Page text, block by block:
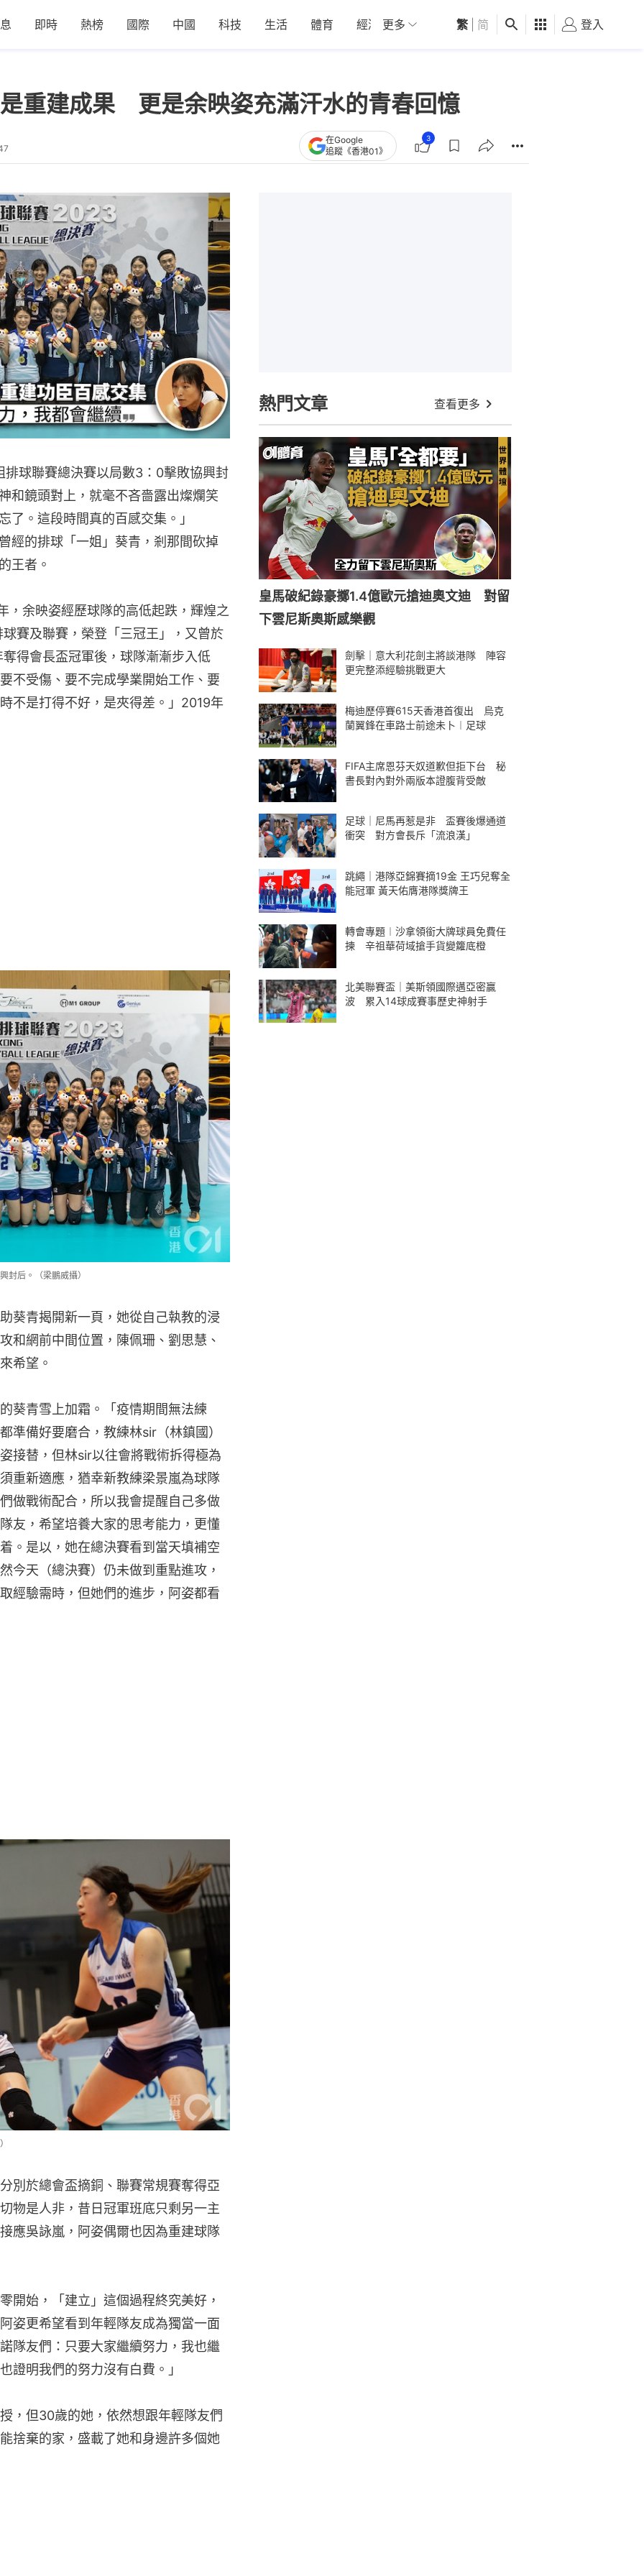
即時 熱榜 國際 中國 科技 生活 體育 經濟 01深圳 觀點 健康 好食玩飛
更多 繁 简 登入
重建成果 更是余映姿充滿汗水的青春回憶
在Google
追蹤《香港01》
3
球聯賽總決賽以局數3：0擊敗協興封
和鏡頭對上，就毫不吝嗇露出燦爛笑
了。這段時間真的百感交集。」
經的排球「一姐」葵青，剎那間砍掉
王者。
，余映姿經歷球隊的高低起跌，輝煌之
賽及聯賽，榮登「三冠王」，又曾於
得會長盃冠軍後，球隊漸漸步入低
不受傷、要不完成學業開始工作、要
不是打得不好，是夾得差。」2019年
封后。（梁鵬威攝）
葵青揭開新一頁，她從自己執教的浸
和網前中間位置，陳佩珊、劉思慧、
希望。
葵青雪上加霜。「疫情期間無法練
準備好要磨合，教練林sir（林鎮國）
接替，但林sir以往會將戰術拆得極為
重新適應，猶幸新教練梁景嵐為球隊
做戰術配合，所以我會提醒自己多做
友，希望培養大家的思考能力，更懂
。是以，她在總決賽看到當天填補空
今天（總決賽）仍未做到重點進攻，
經驗需時，但她們的進步，阿姿都看
別於總會盃摘銅、聯賽常規賽奪得亞
物是人非，昔日冠軍班底只剩另一主
應吳詠嵐，阿姿偶爾也因為重建球隊
開始，「建立」這個過程終究美好，
姿更希望看到年輕隊友成為獨當一面
隊友們：只要大家繼續努力，我也繼
證明我們的努力沒有白費。」
，但30歲的她，依然想跟年輕隊友們
捨棄的家，盛載了她和身邊許多個她
熱門文章 查看更多
皇馬破紀錄豪擲1.4億歐元搶迪奧文迪 對留
下雲尼斯奧斯感樂觀
劍擊｜意大利花劍主將談港隊 陣容
更完整添經驗挑戰更大
梅迪歷停賽615天香港首復出 烏克
蘭翼鋒在車路士前途未卜︱足球
FIFA主席恩芬天奴道歉但拒下台 秘
書長對內對外兩版本證腹背受敵
足球｜尼馬再惹是非 盃賽後爆通道
衝突 對方會長斥「流浪漢」
跳繩｜港隊亞錦賽摘19金 王巧兒奪全
能冠軍 黃天佑膺港隊獎牌王
轉會專題︱沙拿領銜大牌球員免費任
揀 辛祖華荷域搶手貨變籮底橙
北美聯賽盃｜美斯領國際邁亞密贏
波 累入14球成賽事歷史神射手